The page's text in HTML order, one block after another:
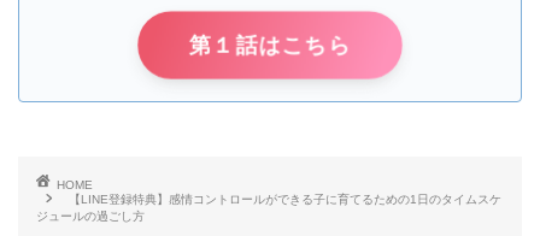
第１話はこちら
HOME
【LINE登録特典】感情コントロールができる子に育てるための1日のタイムスケ
ジュールの過ごし方